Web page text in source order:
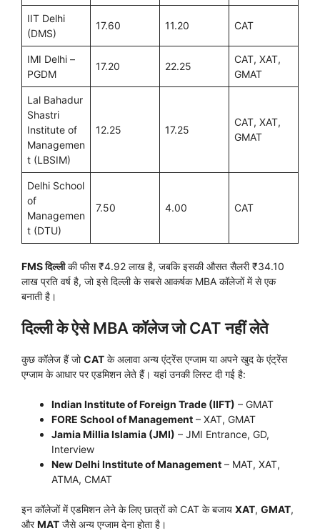
IIT Delhi
(DMS)
17.60 11.20 CAT
IMI Delhi –
PGDM
17.20 22.25
CAT, XAT,
GMAT
Lal Bahadur
Shastri
Institute of
Managemen
t (LBSIM)
12.25 17.25
CAT, XAT,
GMAT
Delhi School
of
Managemen
t (DTU)
7.50 4.00 CAT
FMS दिल्लीकी फीस ₹4.92 लाख है, जबकि इसकी औसत सैलरी ₹34.10
लाख प्रति वर्ष है, जो इसे दिल्ली के सबसे आकर्षक MBA कॉलेजों में से एक
बनाती है।
दिल्ली के ऐसे MBA कॉलेज जो CAT नहीं लेते
कुछ कॉलेज हैं जोCAT के अलावा अन्य एंट्रेंस एग्जाम या अपने खुद के एंट्रेंस
एग्जाम के आधार पर एडमिशन लेते हैं। यहां उनकी लिस्ट दी गई है:
Indian Institute of Foreign Trade (IIFT) – GMAT
FORE School of Management – XAT, GMAT
Jamia Millia Islamia (JMI) – JMI Entrance, GD,
Interview
New Delhi Institute of Management – MAT, XAT,
ATMA, CMAT
इन कॉलेजों में एडमिशन लेने के लिए छात्रों को CAT के बजाय XAT, GMAT,
औरMAT जैसे अन्य एग्जाम देना होता है।